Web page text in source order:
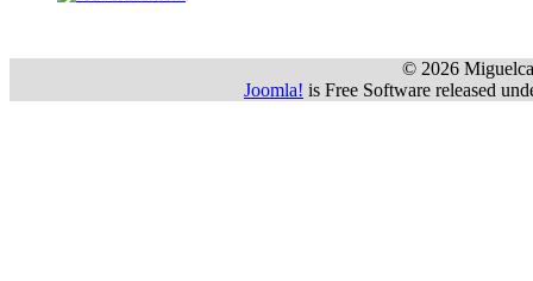
© 2026
Joomla! is Free Software released